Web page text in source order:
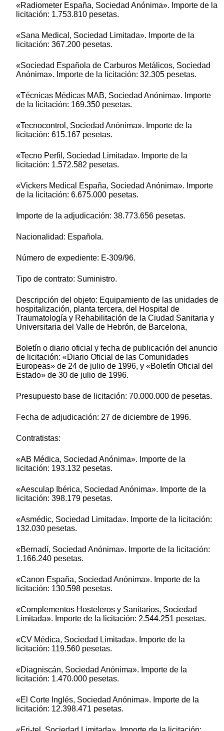
«Radiometer España, Sociedad Anónima». Importe de la
licitación: 1.753.810 pesetas.
«Sana Medical, Sociedad Limitada». Importe de la
licitación: 367.200 pesetas.
«Sociedad Española de Carburos Metálicos, Sociedad
Anónima». Importe de la licitación: 32.305 pesetas.
«Técnicas Médicas MAB, Sociedad Anónima». Importe
de la licitación: 169.350 pesetas.
«Tecnocontrol, Sociedad Anónima». Importe de la
licitación: 615.167 pesetas.
«Tecno Perfil, Sociedad Limitada». Importe de la
licitación: 1.572.582 pesetas.
«Vickers Medical España, Sociedad Anónima». Importe
de la licitación: 6.675.000 pesetas.
Importe de la adjudicación: 38.773.656 pesetas.
Nacionalidad: Española.
Número de expediente: E-309/96.
Tipo de contrato: Suministro.
Descripción del objeto: Equipamiento de las unidades de
hospitalización, planta tercera, del Hospital de
Traumatología y Rehabilitación de la Ciudad Sanitaria y
Universitaria del Valle de Hebrón, de Barcelona,
Boletín o diario oficial y fecha de publicación del anuncio
de licitación: «Diario Oficial de las Comunidades
Europeas» de 24 de julio de 1996, y «Boletín Oficial del
Estado» de 30 de julio de 1996.
Presupuesto base de licitación: 70.000.000 de pesetas.
Fecha de adjudicación: 27 de diciembre de 1996.
Contratistas:
«AB Médica, Sociedad Anónima». Importe de la
licitación: 193.132 pesetas.
«Aesculap Ibérica, Sociedad Anónima». Importe de la
licitación: 398.179 pesetas.
«Asmédic, Sociedad Limitada». Importe de la licitación:
132.030 pesetas.
«Bernadí, Sociedad Anónima». Importe de la licitación:
1.166.240 pesetas.
«Canon España, Sociedad Anónima». Importe de la
licitación: 130.598 pesetas.
«Complementos Hosteleros y Sanitarios, Sociedad
Limitada». Importe de la licitación: 2.544.251 pesetas.
«CV Médica, Sociedad Limitada». Importe de la
licitación: 119.560 pesetas.
«Diagniscán, Sociedad Anónima». Importe de la
licitación: 1.470.000 pesetas.
«El Corte Inglés, Sociedad Anónima». Importe de la
licitación: 12.398.471 pesetas.